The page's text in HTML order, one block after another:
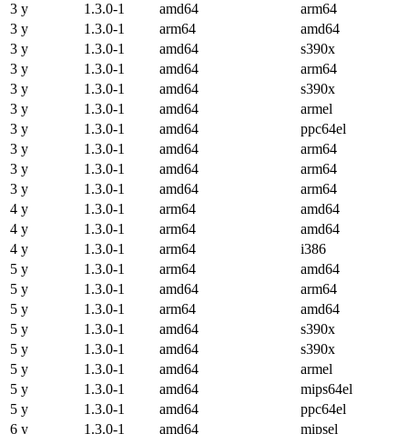
3 y
1.3.0-1 amd64
arm64
3 y
1.3.0-1 arm64
amd64
3 y
1.3.0-1 amd64
s390x
3 y
1.3.0-1 amd64
arm64
3 y
1.3.0-1 amd64
s390x
3 y
1.3.0-1 amd64
armel
3 y
1.3.0-1 amd64
ppc64el
3 y
1.3.0-1 amd64
arm64
3 y
1.3.0-1 amd64
arm64
3 y
1.3.0-1 amd64
arm64
4 y
1.3.0-1 arm64
amd64
4 y
1.3.0-1 arm64
amd64
4 y
1.3.0-1 arm64
i386
5 y
1.3.0-1 arm64
amd64
5 y
1.3.0-1 amd64
arm64
5 y
1.3.0-1 arm64
amd64
5 y
1.3.0-1 amd64
s390x
5 y
1.3.0-1 amd64
s390x
5 y
1.3.0-1 amd64
armel
5 y
1.3.0-1 amd64
mips64el
5 y
1.3.0-1 amd64
ppc64el
6 y
1.3.0-1 amd64
mipsel